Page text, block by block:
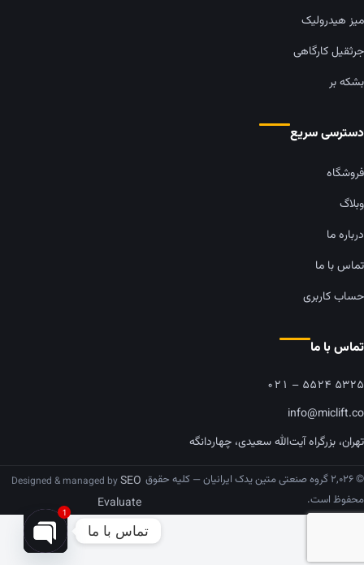
میز هیدرولیک
جرثقیل کارگاهی
بشکه بر
دسترسی سریع
فروشگاه
وبلاگ
درباره ما
تماس با ما
حساب کاربری
تماس با ما
۰۲۱ – ۵۵۲۴ ۵۳۲۵
info@miclift.co
تهران، بزرگراه آیت‌الله سعیدی، چهاردانگه
© ۲,۰۲۶ گروه صنعتی متین یدک ایرانیان — کلیه حقوق
محفوظ است.
Designed & managed bySEO
Evaluate
تماس با ما
1